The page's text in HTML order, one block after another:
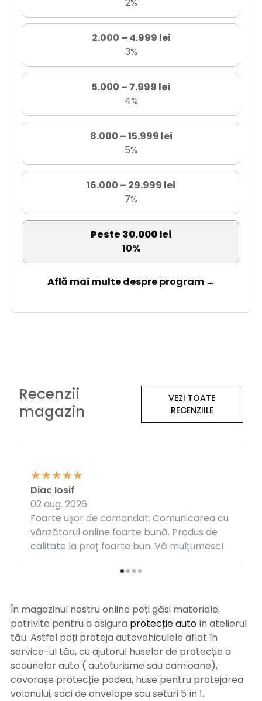
2.000 – 4.999 lei
3%
5.000 – 7.999 lei
4%
8.000 – 15.999 lei
5%
16.000 – 29.999 lei
7%
Peste 30.000 lei
10%
Află mai multe despre program →
Recenzii
magazin
VEZI TOATE
RECENZIILE
Foarte ușor de comandat. Comunicarea cu
vânzătorul online foarte bună. Produs de
calitate la preț foarte bun. Vă mulțumesc!
Diac Iosif
02 aug. 2026
În magazinul nostru online poți găsi materiale,
potrivite pentru a asigura protecție autoîn atelierul
tău. Astfel poți proteja autovehiculele aflat în
service-ul tău, cu ajutorul huselor de protecție a
scaunelor auto ( autoturisme sau camioane),
covorașe protecție podea, huse pentru protejarea
volanului, saci de anvelope sau seturi 5 în 1.